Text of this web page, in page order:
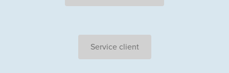
Service client